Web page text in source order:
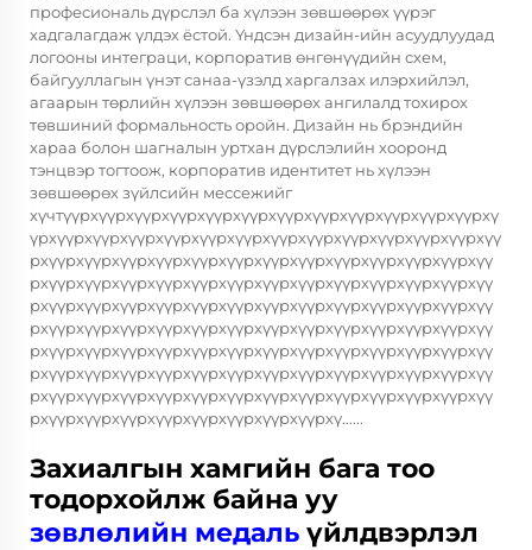
професиональ дүрслэл ба хүлээн зөвшөөрөх үүрэг
хадгалагдаж үлдэх ёстой. Үндсэн дизайн-ийн асуудлуудад
логооны интеграци, корпоратив өнгөнүүдийн схем,
байгууллагын үнэт санаа-үзэлд харгалзах илэрхийлэл,
агаарын төрлийн хүлээн зөвшөөрөх ангилалд тохирох
төвшиний формальность оройн. Дизайн нь брэндийн
хараа болон шагналын уртхан дүрслэлийн хооронд
тэнцвэр тогтоож, корпоратив идентитет нь хүлээн
зөвшөөрөх зүйлсийн мессежийг
хүчтүүрхүүрхүүрхүүрхүүрхүүрхүүрхүүрхүүрхүүрхүүрхүүрхү
үрхүүрхүүрхүүрхүүрхүүрхүүрхүүрхүүрхүүрхүүрхүүрхүүрхүү
рхүүрхүүрхүүрхүүрхүүрхүүрхүүрхүүрхүүрхүүрхүүрхүүрхүү
рхүүрхүүрхүүрхүүрхүүрхүүрхүүрхүүрхүүрхүүрхүүрхүүрхүү
рхүүрхүүрхүүрхүүрхүүрхүүрхүүрхүүрхүүрхүүрхүүрхүүрхүү
рхүүрхүүрхүүрхүүрхүүрхүүрхүүрхүүрхүүрхүүрхүүрхүүрхүү
рхүүрхүүрхүүрхүүрхүүрхүүрхүүрхүүрхүүрхүүрхүүрхүүрхүү
рхүүрхүүрхүүрхүүрхүүрхүүрхүүрхүүрхүүрхүүрхүүрхүүрхүү
рхүүрхүүрхүүрхүүрхүүрхүүрхүүрхүүрхүүрхүүрхүүрхүүрхүү
рхүүрхүүрхүүрхүүрхүүрхүүрхүүрхүүрхү......
Захиалгын хамгийн бага тоо
тодорхойлж байна уу
зөвлөлийн медаль үйлдвэрлэл